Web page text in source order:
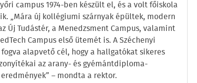
campus 1974-ben készült el, és a volt főiskola
„Mára új kollégiumi szárnyak épültek, modern
Tudástér, a Menedzsment Campus, valamint
Campus első ütemét is. A Széchenyi
alapvető cél, hogy a hallgatókat sikeres
az arany- és gyémántdiploma-
– mondta a rektor.